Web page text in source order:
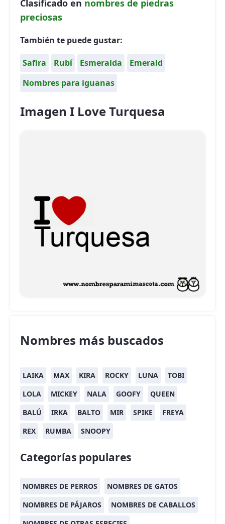
Clasificado en nombres de piedras
preciosas
También te puede gustar:
Safira Rubí Esmeralda
Emerald
Nombres para iguanas
Imagen I Love Turquesa
Nombres más buscados
LAIKA MAX KIRA ROCKY LUNA
TOBI
LOLA
MICKEY NALA GOOFY
QUEEN
BALÚ
IRKA BALTO MIR SPIKE
FREYA
REX
RUMBA SNOOPY
Categorías populares
NOMBRES DE PERROS
NOMBRES DE GATOS
NOMBRES DE PÁJAROS
NOMBRES DE CABALLOS